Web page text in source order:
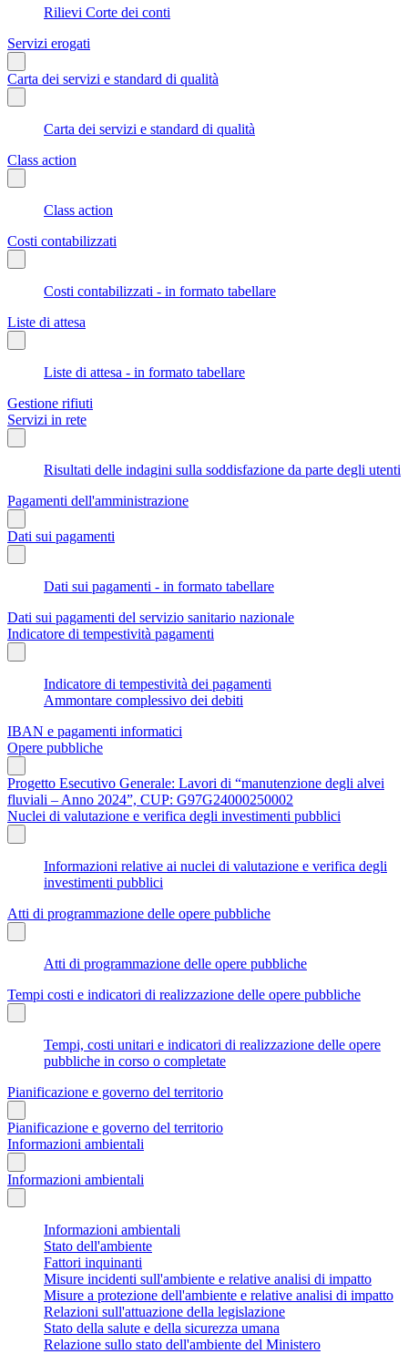
Rilievi Corte dei conti
Servizi erogati
Carta dei servizi e standard di qualità
Carta dei servizi e standard di qualità
Class action
Class action
Costi contabilizzati
Costi contabilizzati - in formato tabellare
Liste di attesa
Liste di attesa - in formato tabellare
Gestione rifiuti
Servizi in rete
Risultati delle indagini sulla soddisfazione da parte degli utenti
Pagamenti dell'amministrazione
Dati sui pagamenti
Dati sui pagamenti - in formato tabellare
Dati sui pagamenti del servizio sanitario nazionale
Indicatore di tempestività pagamenti
Indicatore di tempestività dei pagamenti
Ammontare complessivo dei debiti
IBAN e pagamenti informatici
Opere pubbliche
Progetto Esecutivo Generale: Lavori di “manutenzione degli alvei
fluviali – Anno 2024”, CUP: G97G24000250002
Nuclei di valutazione e verifica degli investimenti pubblici
Informazioni relative ai nuclei di valutazione e verifica degli
investimenti pubblici
Atti di programmazione delle opere pubbliche
Atti di programmazione delle opere pubbliche
Tempi costi e indicatori di realizzazione delle opere pubbliche
Tempi, costi unitari e indicatori di realizzazione delle opere
pubbliche in corso o completate
Pianificazione e governo del territorio
Pianificazione e governo del territorio
Informazioni ambientali
Informazioni ambientali
Informazioni ambientali
Stato dell'ambiente
Fattori inquinanti
Misure incidenti sull'ambiente e relative analisi di impatto
Misure a protezione dell'ambiente e relative analisi di impatto
Relazioni sull'attuazione della legislazione
Stato della salute e della sicurezza umana
Relazione sullo stato dell'ambiente del Ministero